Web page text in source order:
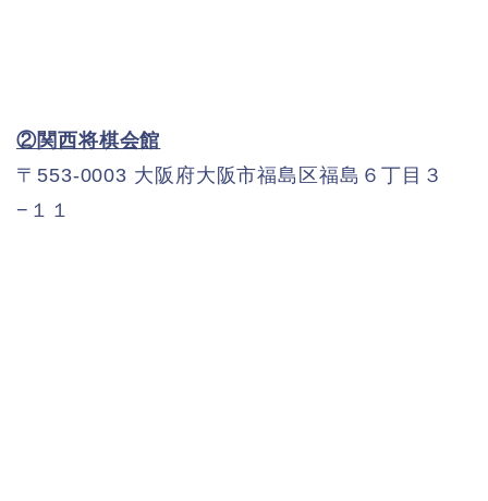
②関西将棋会館
〒553-0003 大阪府大阪市福島区福島６丁目３
−１１